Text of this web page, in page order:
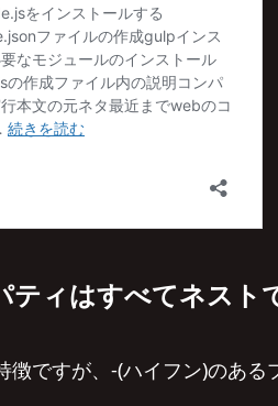
ィはすべてネスト
ですが、-(ハイフン)のある